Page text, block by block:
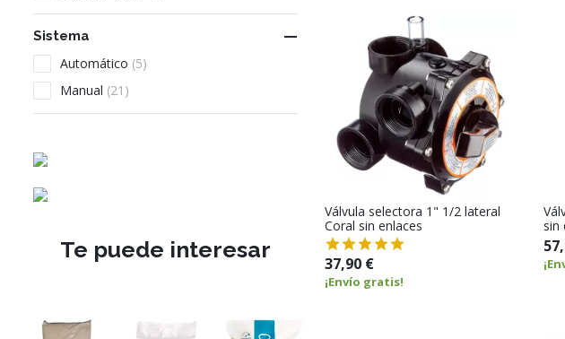
Sistema 
Automático (5)
Manual (21)
Te puede interesar
Válvula selectora 1" 1/2 lateral
Coral sin enlaces
37,90 €
¡Envío gratis!
sin